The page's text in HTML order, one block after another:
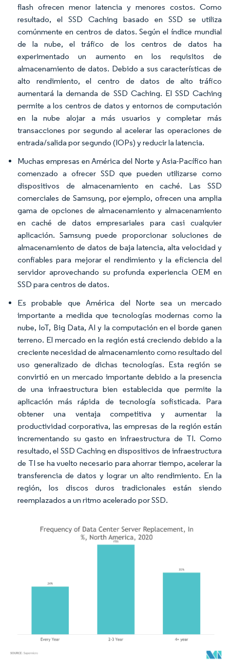
flash ofrecen menor latencia y menores costos. Como
resultado, el SSD Caching basado en SSD se utiliza
comúnmente en centros de datos. Según el índice mundial
de la nube, el tráfico de los centros de datos ha
experimentado un aumento en los requisitos de
almacenamiento de datos. Debido a sus características de
alto rendimiento, el centro de datos de alto tráfico
aumentará la demanda de SSD Caching. El SSD Caching
permite a los centros de datos y entornos de computación
en la nube alojar a más usuarios y completar más
transacciones por segundo al acelerar las operaciones de
entrada/salida por segundo (IOPs) y reducir la latencia.
Muchas empresas en América del Norte y Asia-Pacífico han
comenzado a ofrecer SSD que pueden utilizarse como
dispositivos de almacenamiento en caché. Las SSD
comerciales de Samsung, por ejemplo, ofrecen una amplia
gama de opciones de almacenamiento y almacenamiento
en caché de datos empresariales para casi cualquier
aplicación. Samsung puede proporcionar soluciones de
almacenamiento de datos de baja latencia, alta velocidad y
confiables para mejorar el rendimiento y la eficiencia del
servidor aprovechando su profunda experiencia OEM en
SSD para centros de datos.
Es probable que América del Norte sea un mercado
importante a medida que tecnologías modernas como la
nube, IoT, Big Data, AI y la computación en el borde ganen
terreno. El mercado en la región está creciendo debido a la
creciente necesidad de almacenamiento como resultado del
uso generalizado de dichas tecnologías. Esta región se
convirtió en un mercado importante debido a la presencia
de una infraestructura bien establecida que permite la
aplicación más rápida de tecnología sofisticada. Para
obtener una ventaja competitiva y aumentar la
productividad corporativa, las empresas de la región están
incrementando su gasto en infraestructura de TI. Como
resultado, el SSD Caching en dispositivos de infraestructura
de TI se ha vuelto necesario para ahorrar tiempo, acelerar la
transferencia de datos y lograr un alto rendimiento. En la
región, los discos duros tradicionales están siendo
reemplazados a un ritmo acelerado por SSD.